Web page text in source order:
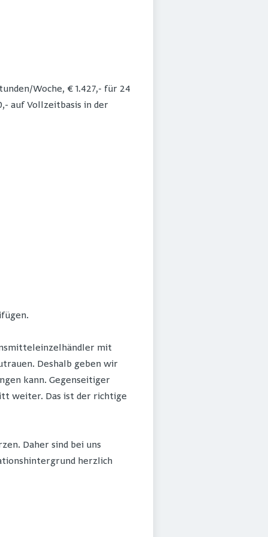
Woche, € 1.427,- für 24
auf Vollzeitbasis in der
mit
Deshalb geben wir
kann. Gegenseitiger
weiter. Das ist der richtige
Daher sind bei uns
herzlich